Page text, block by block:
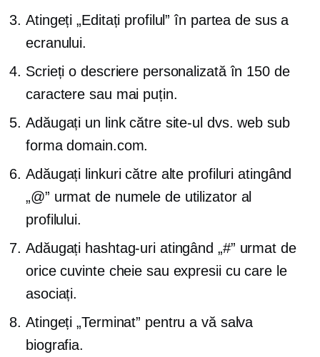
Atingeți „Editați profilul” în partea de sus a
ecranului.
Scrieți o descriere personalizată în 150 de
caractere sau mai puțin.
Adăugați un link către site-ul dvs. web sub
forma domain.com.
Adăugați linkuri către alte profiluri atingând
„@” urmat de numele de utilizator al
profilului.
Adăugați hashtag-uri atingând „#” urmat de
orice cuvinte cheie sau expresii cu care le
asociați.
Atingeți „Terminat” pentru a vă salva
biografia.